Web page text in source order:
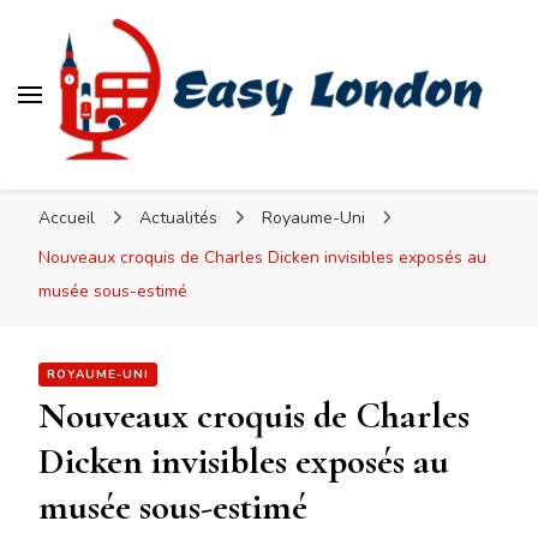
Accueil Actualités
Royaume-Uni
Nouveaux croquis de Charles Dicken invisibles exposés au
musée sous-estimé
ROYAUME-UNI
Nouveaux croquis de Charles
Dicken invisibles exposés au
musée sous-estimé